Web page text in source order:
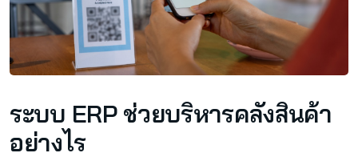
ระบบ ERP ช่วยบริหารคลังสินค้า
อย่างไร